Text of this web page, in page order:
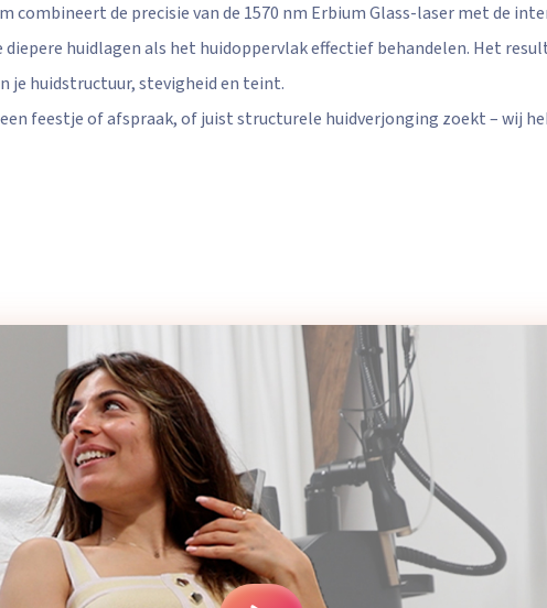
combineert de precisie van de 1570 nm Erbium Glass-laser met de
diepere huidlagen als het huidoppervlak effectief behandelen. Het
je huidstructuur, stevigheid en teint.
feestje of afspraak, of juist structurele huidverjonging zoekt – wij